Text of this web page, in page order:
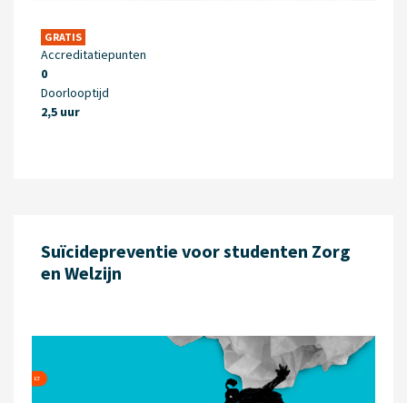
GRATIS
Accreditatiepunten
0
Doorlooptijd
2,5 uur
Suïcidepreventie voor studenten Zorg
en Welzijn